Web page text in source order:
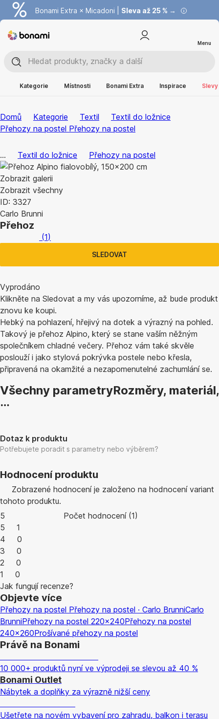
Bonami Extra × Micadoni | Sleva až 25 % →
Summer Sale | Ušetřete až 40 % →
Menu
Kategorie Místnosti Bonami Extra Inspirace
Domů Kategorie Textil
Textil do ložnice
Přehozy na postel Přehozy na postel
... Textil do ložnice Přehozy na postel
Zobrazit galerii
Zobrazit všechny
ID: 3327
Carlo Brunni
Přehoz
(1)
SLEDOVAT
Vyprodáno
Klikněte na Sledovat a my vás upozorníme, až bude produkt
znovu ke koupi.
Hebký na pohlazení, hřejivý na dotek a výrazný na pohled.
Takový je přehoz Alpino, který se stane vaším něžným
společníkem chladné večery. Přehoz vám také skvěle
poslouží i jako stylová pokrývka postele nebo křesla,
připravená na okamžité a nezapomenutelné zachumlání se.
Všechny parametryRozměry, materiál,
…
Dotaz k produktu
Potřebujete poradit s parametry nebo výběrem?
Hodnocení produktu
Zobrazené hodnocení je založeno na hodnocení variant
tohoto produktu.
5
Počet hodnocení(1)
5
1
4
0
3
0
2
0
1
0
Jak fungují recenze?
Objevte více
Přehozy na postel Přehozy na postel · Carlo BrunniCarlo
BrunniPřehozy na postel 220x240Přehozy na postel
240x260Prošívané přehozy na postel
Právě na Bonami
10 000+ produktů nyní ve výprodeji se slevou až 40 %
Bonami Outlet
Nábytek a doplňky za výrazně nižší ceny
Ušetřete na novém vybavení pro zahradu, balkon i terasu